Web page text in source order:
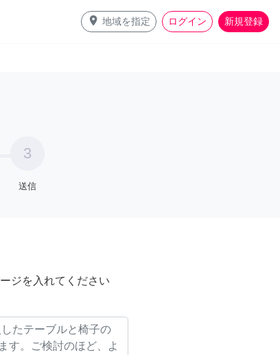
place 地域を指定 ログイン 新規登録
3
送信
ジを入れてください